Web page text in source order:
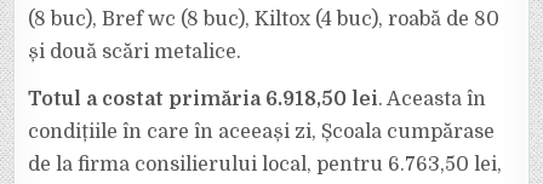
(8 buc), Bref wc (8 buc), Kiltox (4 buc), roabă de 80
și două scări metalice.
Totul a costat primăria 6.918,50 lei. Aceasta în
condițiile în care în aceeași zi, Școala cumpărase
de la firma consilierului local, pentru 6.763,50 lei,